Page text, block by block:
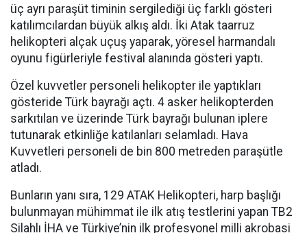
üç ayrı paraşüt timinin sergilediği üç farklı gösteri
katılımcılardan büyük alkış aldı. İki Atak taarruz
helikopteri alçak uçuş yaparak, yöresel harmandalı
oyunu figürleriyle festival alanında gösteri yaptı.
Özel kuvvetler personeli helikopter ile yaptıkları
gösteride Türk bayrağı açtı. 4 asker helikopterden
sarkıtılan ve üzerinde Türk bayrağı bulunan iplere
tutunarak etkinliğe katılanları selamladı. Hava
Kuvvetleri personeli de bin 800 metreden paraşütle
atladı.
Bunların yanı sıra, 129 ATAK Helikopteri, harp başlığı
bulunmayan mühimmat ile ilk atış testlerini yapan TB2
Silahlı İHA ve Türkiye’nin ilk profesyonel milli akrobasi